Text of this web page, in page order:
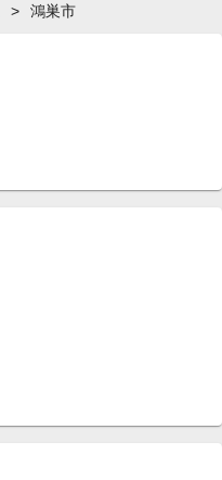
> 鴻巣市